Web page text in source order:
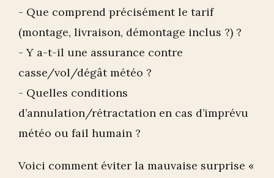
- Que comprend précisément le tarif
(montage, livraison, démontage inclus ?) ?
- Y a-t-il une assurance contre
casse/vol/dégât météo ?
- Quelles conditions
d’annulation/rétractation en cas d’imprévu
météo ou fail humain ?
Voici comment éviter la mauvaise surprise «